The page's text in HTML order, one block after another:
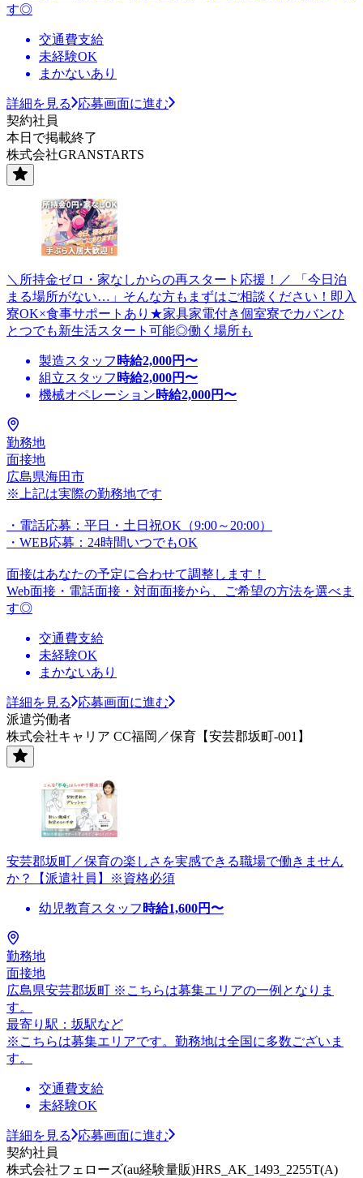
す◎
交通費支給
未経験OK
まかないあり
詳細を見る
応募画面に進む
契約社員
本日で掲載終了
株式会社GRANSTARTS
＼所持金ゼロ・家なしからの再スタート応援！／ 「今日泊
まる場所がない…」そんな方もまずはご相談ください！即入
寮OK×食事サポートあり★家具家電付き個室寮でカバンひ
とつでも新生活スタート可能◎働く場所も
製造スタッフ 時給2,000円〜
組立スタッフ 時給2,000円〜
機械オペレーション時給2,000円〜
勤務地
面接地
広島県海田市
※上記は実際の勤務地です
・電話応募：平日・土日祝OK（9:00～20:00）
・WEB応募：24時間いつでもOK
面接はあなたの予定に合わせて調整します！
Web面接・電話面接・対面面接から、ご希望の方法を選べま
す◎
交通費支給
未経験OK
まかないあり
詳細を見る
応募画面に進む
派遣労働者
株式会社キャリア CC福岡／保育【安芸郡坂町-001】
安芸郡坂町／保育の楽しさを実感できる職場で働きません
か？【派遣社員】※資格必須
幼児教育スタッフ 時給1,600円〜
勤務地
面接地
広島県安芸郡坂町 ※こちらは募集エリアの一例となりま
す。
最寄り駅：坂駅など
※こちらは募集エリアです。勤務地は全国に多数ございま
す。
交通費支給
未経験OK
詳細を見る
応募画面に進む
契約社員
株式会社フェローズ(au経験量販)HRS_AK_1493_2255T(A)